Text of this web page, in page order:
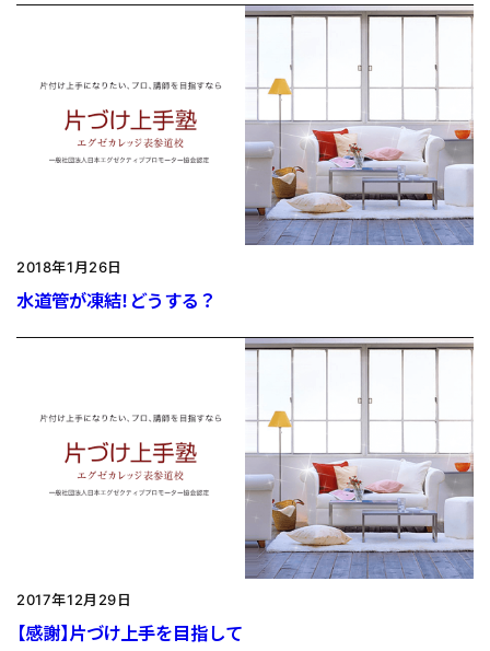
2018年1月26日
水道管が凍結！どうする？
2017年12月29日
【感謝】片づけ上手を目指して